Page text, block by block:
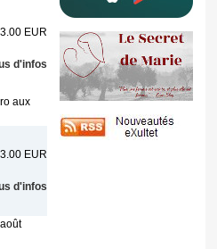
3.00 EUR
d'infos
aux
3.00 EUR
d'infos